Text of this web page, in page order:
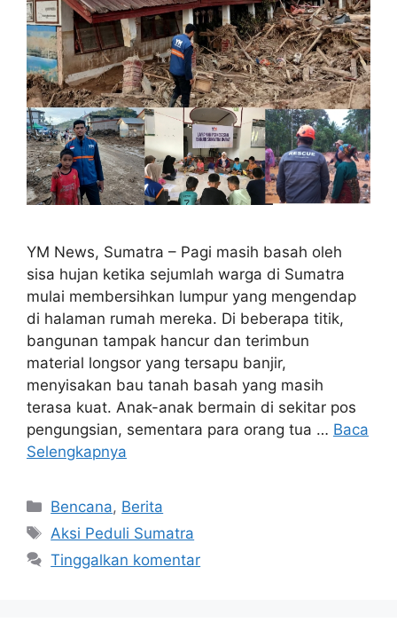
YM News, Sumatra – Pagi masih basah oleh
sisa hujan ketika sejumlah warga di Sumatra
mulai membersihkan lumpur yang mengendap
di halaman rumah mereka. Di beberapa titik,
bangunan tampak hancur dan terimbun
material longsor yang tersapu banjir,
menyisakan bau tanah basah yang masih
terasa kuat. Anak-anak bermain di sekitar pos
pengungsian, sementara para orang tua … Baca
Selengkapnya
Bencana, Berita
Aksi Peduli Sumatra
Tinggalkan komentar